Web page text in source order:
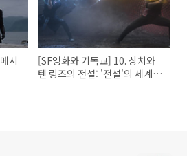
시
[SF영화와 기독교] 10. 샹치와
텐 링즈의 전설: '전설'의 세계,